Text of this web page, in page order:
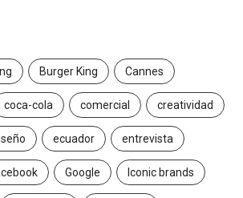
Burger King Cannes
coca-cola comercial creatividad
ecuador entrevista
Google Iconic brands